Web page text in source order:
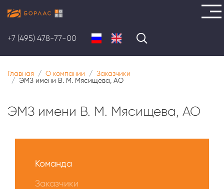
основному
содержанию
+7 (495) 478-77-00
Главная О компании
Заказчики
ЭМЗ имени В. М. Мясищева, АО
ЭМЗ имени В. М. Мясищева, АО
Команда
Заказчики